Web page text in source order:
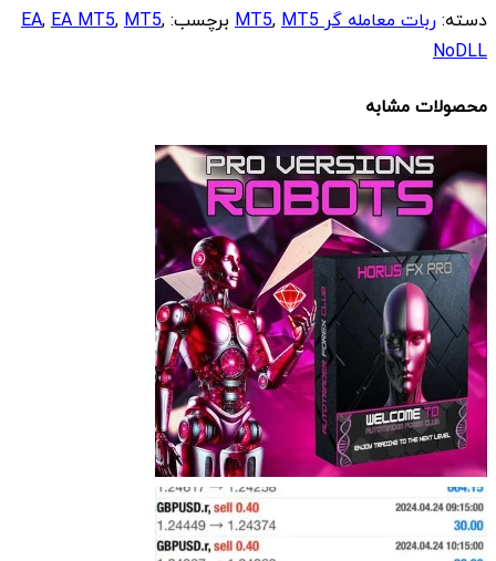
دسته:ربات معامله گر MT5 ,MT5 برچسب: EA,EA MT5,MT5,
NoDLL
محصولات مشابه